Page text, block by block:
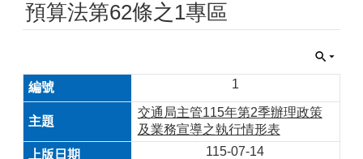
預算法第62條之1專區
1
交通局主管115年第2季辦理政策
及業務宣導之執行情形表
115-07-14